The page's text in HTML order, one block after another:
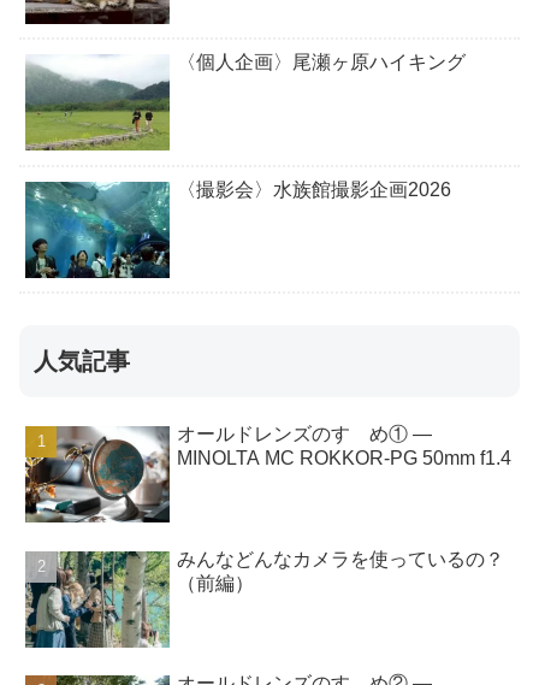
〈個人企画〉尾瀬ヶ原ハイキング
〈撮影会〉水族館撮影企画2026
人気記事
オールドレンズのすゝめ① ―
MINOLTA MC ROKKOR-PG 50mm f1.4
みんなどんなカメラを使っているの？
（前編）